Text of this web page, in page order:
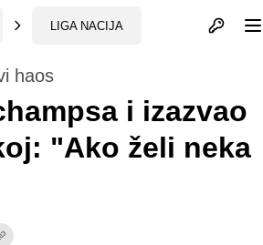
LIGA NACIJA Otvori
haos
i izazvao
"Ako želi neka